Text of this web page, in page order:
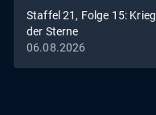
Staffel 21, Folge 15: Krieg
der Sterne
06.08.2026